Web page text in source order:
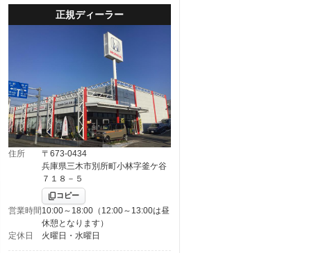
正規ディーラー
住所
〒673-0434
兵庫県三木市別所町小林字釜ケ谷
７１８－５
コピー
営業時間10:00～18:00（12:00～13:00は昼
休憩となります）
定休日
火曜日・水曜日